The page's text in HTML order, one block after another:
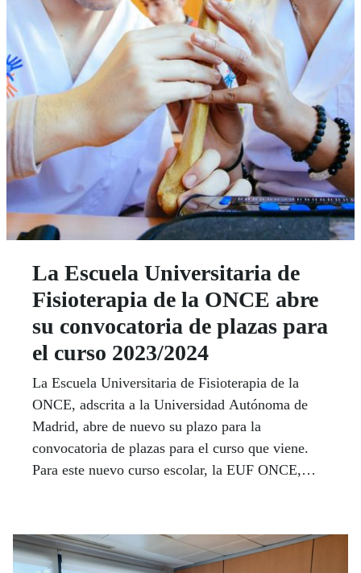
La Escuela Universitaria de
Fisioterapia de la ONCE abre
su convocatoria de plazas para
el curso 2023/2024
La Escuela Universitaria de Fisioterapia de la
ONCE, adscrita a la Universidad Autónoma de
Madrid, abre de nuevo su plazo para la
convocatoria de plazas para el curso que viene.
Para este nuevo curso escolar, la EUF ONCE,